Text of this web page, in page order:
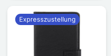
Expresszustellung